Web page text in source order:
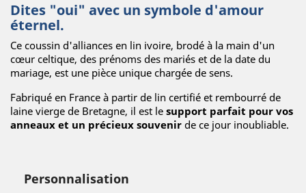
Dites "oui" avec un symbole d'amour
éternel.
Ce coussin d'alliances en lin ivoire, brodé à la main d'un
cœur celtique, des prénoms des mariés et de la date du
mariage, est une pièce unique chargée de sens.
Fabriqué en France à partir de lin certifié et rembourré de
laine vierge de Bretagne, il est le support parfait pour vos
anneaux et un précieux souvenir de ce jour inoubliable.
Personnalisation